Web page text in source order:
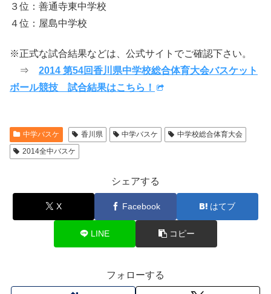
３位：善通寺東中学校
４位：屋島中学校
※正式な試合結果などは、公式サイトでご確認下さい。
⇒ 2014 第54回香川県中学校総合体育大会バスケット
ボール競技 試合結果はこちら！
中学バスケ 香川県 中学バスケ
中学校総合体育大会
2014全中バスケ
シェアする
X Facebook はてブ
LINE コピー
フォローする